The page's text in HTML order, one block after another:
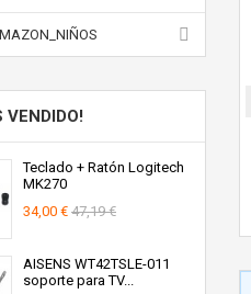
VENDIDO!
Teclado + Ratón Logitech
MK270
34,00 € 47,19 €
AISENS WT42TSLE-011
soporte para TV...